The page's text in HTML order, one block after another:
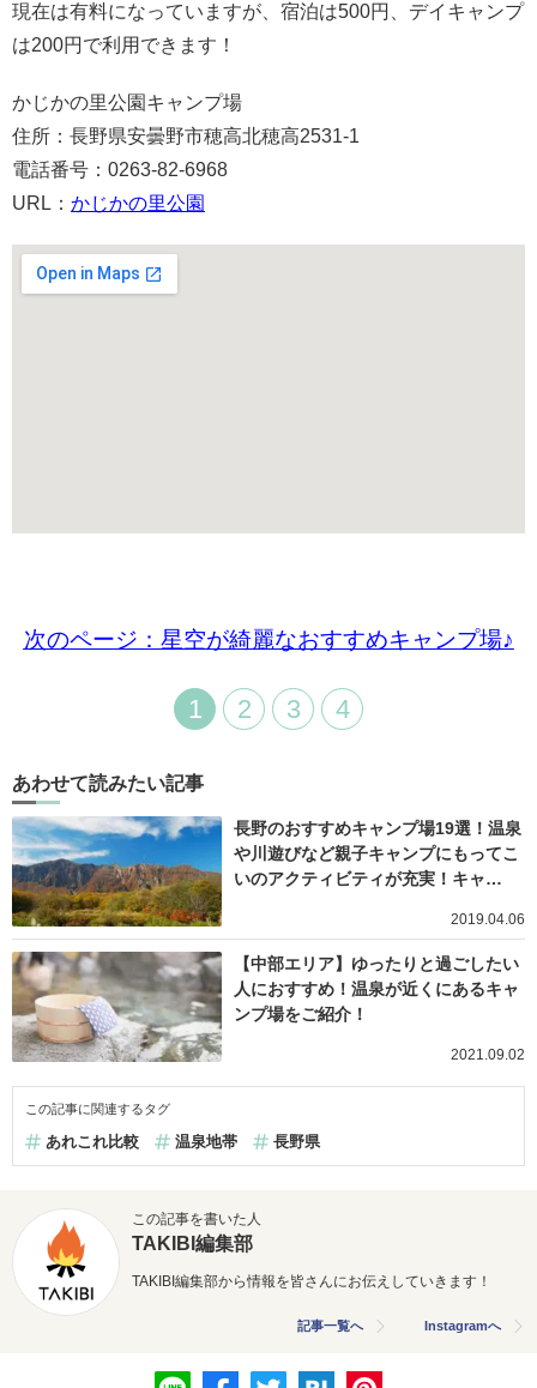
現在は有料になっていますが、宿泊は500円、デイキャンプ
は200円で利用できます！
かじかの里公園キャンプ場
住所：長野県安曇野市穂高北穂高2531-1
電話番号：0263-82-6968
URL： かじかの里公園
次のページ：星空が綺麗なおすすめキャンプ場♪
1 2 3 4
あわせて読みたい記事
長野のおすすめキャンプ場19選！温泉
や川遊びなど親子キャンプにもってこ
いのアクティビティが充実！キャ…
2019.04.06
【中部エリア】ゆったりと過ごしたい
人におすすめ！温泉が近くにあるキャ
ンプ場をご紹介！
2021.09.02
この記事に関連するタグ
あれこれ比較 温泉地帯 長野県
この記事を書いた人
TAKIBI編集部
TAKIBI編集部から情報を皆さんにお伝えしていきます！
記事一覧へ Instagramへ